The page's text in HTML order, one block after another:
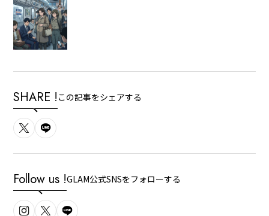
SHARE ! この記事をシェアする
Follow us !GLAM公式SNSをフォローする